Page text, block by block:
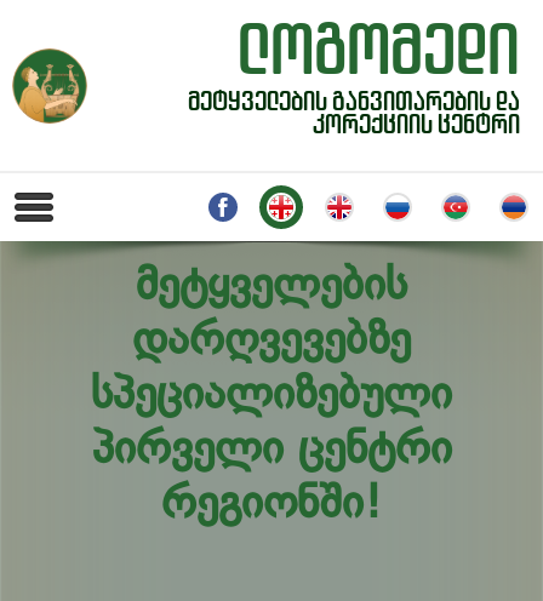
ᲚᲝᲒᲝᲛᲔᲓᲘ
ᲛᲔᲢᲧᲕᲔᲚᲔᲑᲘᲡ ᲒᲐᲜᲕᲘᲗᲐᲠᲔᲑᲘᲡ ᲓᲐ
ᲙᲝᲠᲔᲥᲪᲘᲘᲡ ᲪᲔᲜᲢᲠᲘ
მეტყველების
დარღვევებზე
სპეციალიზებული
პირველი ცენტრი
რეგიონში!